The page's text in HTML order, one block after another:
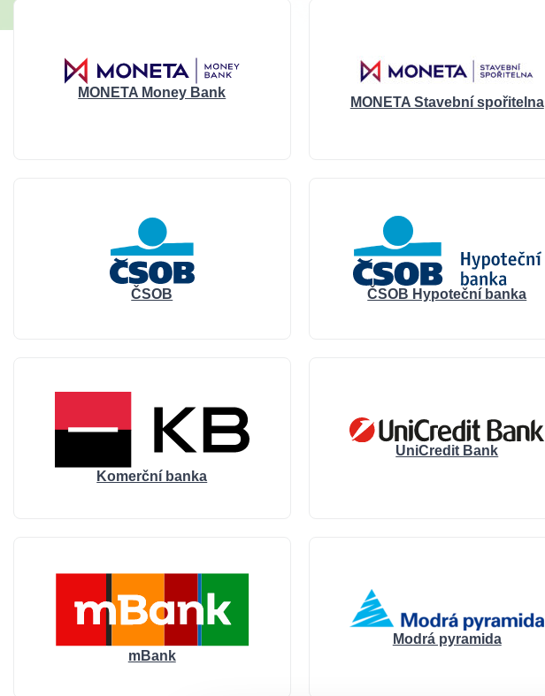
MONETA Money Bank
MONETA Stavební spořitelna
ČSOB ČSOB Hypoteční banka
Komerční banka
UniCredit Bank
mBank
Modrá pyramida